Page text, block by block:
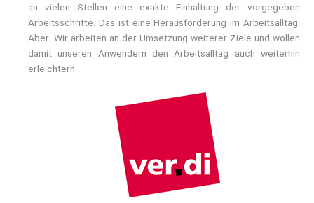
an vielen Stellen eine exakte Einhaltung der vorgegeben
Arbeitsschritte. Das ist eine Herausforderung im Arbeitsalltag.
Aber: Wir arbeiten an der Umsetzung weiterer Ziele und wollen
damit unseren Anwendern den Arbeitsalltag auch weiterhin
erleichtern.